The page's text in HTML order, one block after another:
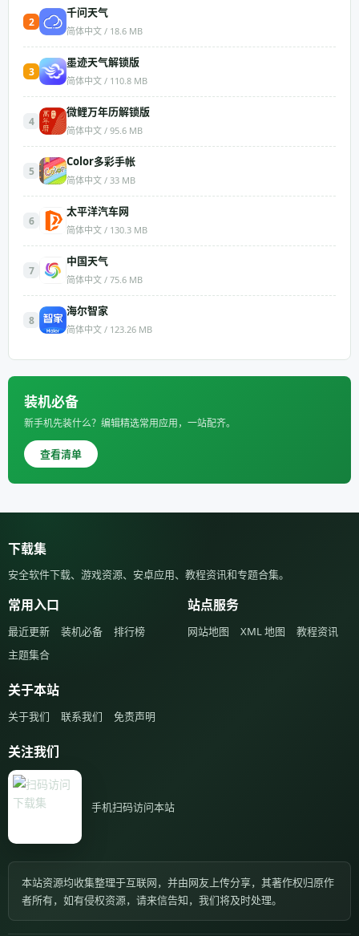
2
千问天气
简体中文 / 18.6 MB
3
墨迹天气解锁版
简体中文 / 110.8 MB
4
微鲤万年历解锁版
简体中文 / 95.6 MB
5
Color多彩手帐
简体中文 / 33 MB
6
太平洋汽车网
简体中文 / 130.3 MB
7
中国天气
简体中文 / 75.6 MB
8
海尔智家
简体中文 / 123.26 MB
装机必备
新手机先装什么？编辑精选常用应用，一站配齐。
查看清单
下载集
安全软件下载、游戏资源、安卓应用、教程资讯和专题合集。
常用入口
最近更新 装机必备
排行榜
主题集合
站点服务
网站地图 XML 地图 教程资讯
关于本站
关于我们 联系我们 免责声明
关注我们
手机扫码访问本站
本站资源均收集整理于互联网，并由网友上传分享，其著作权归原作
者所有，如有侵权资源，请来信告知，我们将及时处理。